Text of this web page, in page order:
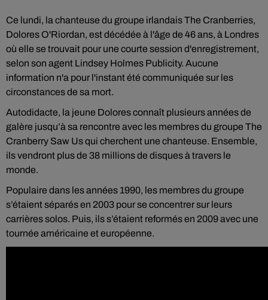
Ce lundi, la chanteuse du groupe irlandais The Cranberries,
Dolores O'Riordan, est décédée à l'âge de 46 ans, à Londres
où elle se trouvait pour une courte session d'enregistrement,
selon son agent Lindsey Holmes Publicity. Aucune
information n'a pour l'instant été communiquée sur les
circonstances de sa mort.
Autodidacte, la jeune Dolores connaît plusieurs années de
galère jusqu’à sa rencontre avec les membres du groupe The
Cranberry Saw Us qui cherchent une chanteuse. Ensemble,
ils vendront plus de 38 millions de disques à travers le
monde.
Populaire dans les années 1990, les membres du groupe
s’étaient séparés en 2003 pour se concentrer sur leurs
carrières solos. Puis, ils s’étaient reformés en 2009 avec une
tournée américaine et européenne.